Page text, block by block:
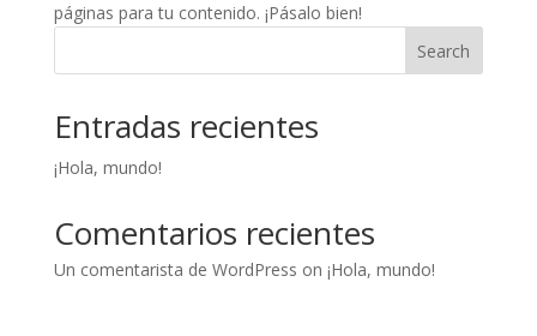
páginas para tu contenido. ¡Pásalo bien!
Search
Entradas recientes
¡Hola, mundo!
Comentarios recientes
Un comentarista de WordPress on ¡Hola, mundo!